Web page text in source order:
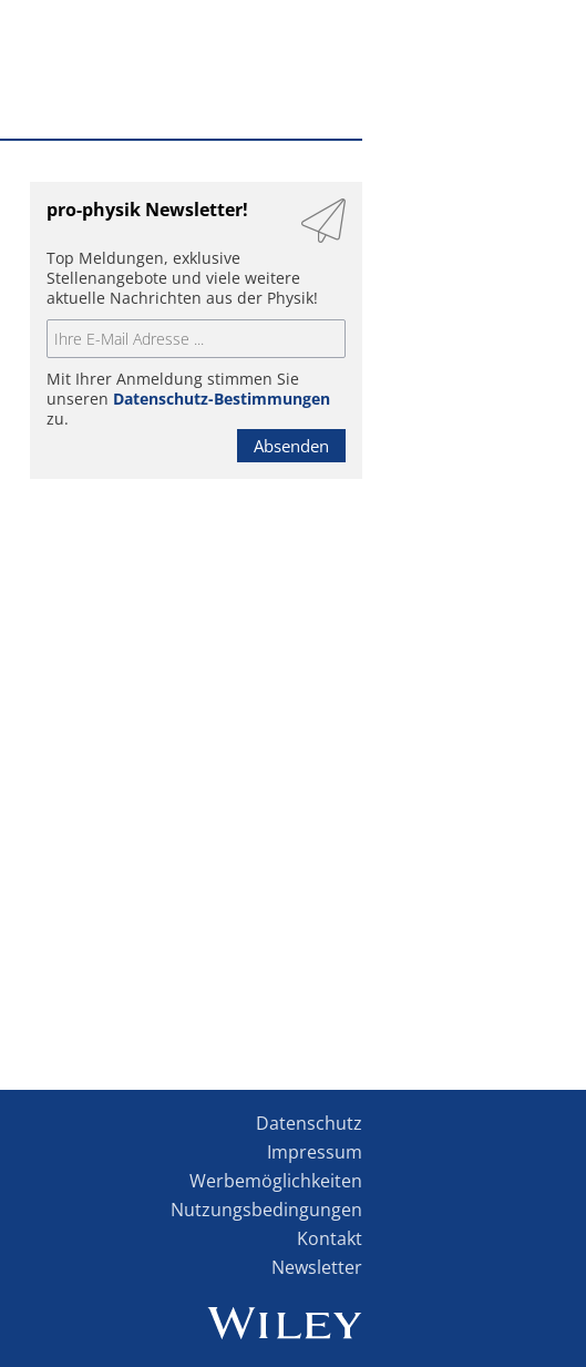
pro-physik Newsletter!
Top Meldungen, exklusive
Stellenangebote und viele weitere
aktuelle Nachrichten aus der Physik!
Mit Ihrer Anmeldung stimmen Sie
unseren Datenschutz-Bestimmungen
zu.
Absenden
Datenschutz
Impressum
Werbemöglichkeiten
Nutzungsbedingungen
Kontakt
Newsletter